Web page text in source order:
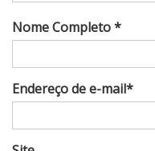
Nome Completo *
Endereço de e-mail*